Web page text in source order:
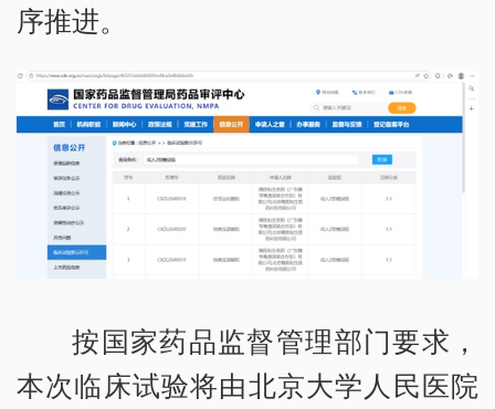
序推进。
按国家药品监督管理部门要求，
本次临床试验将由北京大学人民医院